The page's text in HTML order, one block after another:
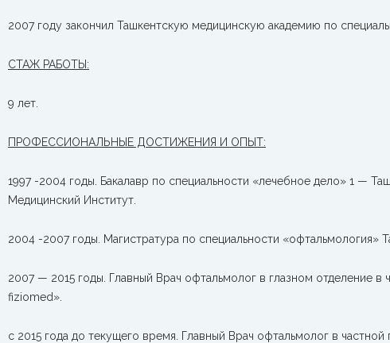
2007 году закончил Ташкентскую медицинскую академию по
СТАЖ РАБОТЫ:
9 лет.
ПРОФЕССИОНАЛЬНЫЕ ДОСТИЖЕНИЯ И ОПЫТ:
1997 -2004 годы. Бакалавр по специальности «лечебное дело» 1 —
Медицинский Институт.
2004 -2007 годы. Магистратура по специальности «офтальмология»
2007 — 2015 годы. Главный Врач офтальмолог в глазном отделение в
fiziomed».
с 2015 года до текущего время. Главный Врач офтальмолог в частной